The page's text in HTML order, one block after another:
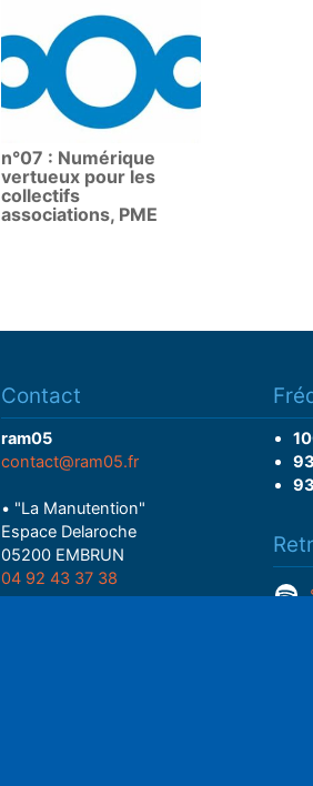
n°07 : Numérique
vertueux pour les
collectifs
associations, PME
Contact
ram05
contact@ram05.fr
• "La Manutention"
Espace Delaroche
05200 EMBRUN
04 92 43 37 38